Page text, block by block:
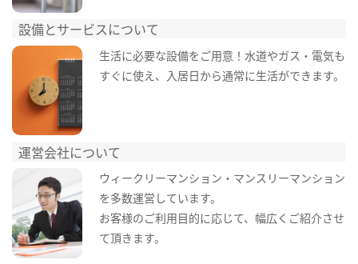
設備とサービスについて
生活に必要な設備をご用意！水道やガス・電気も
すぐに使え、入居日から通常に生活ができます。
運営会社について
ウィークリーマンション・マンスリーマンション
を多数運営しています。
お客様のご利用目的に応じて、幅広くご紹介させ
て頂きます。